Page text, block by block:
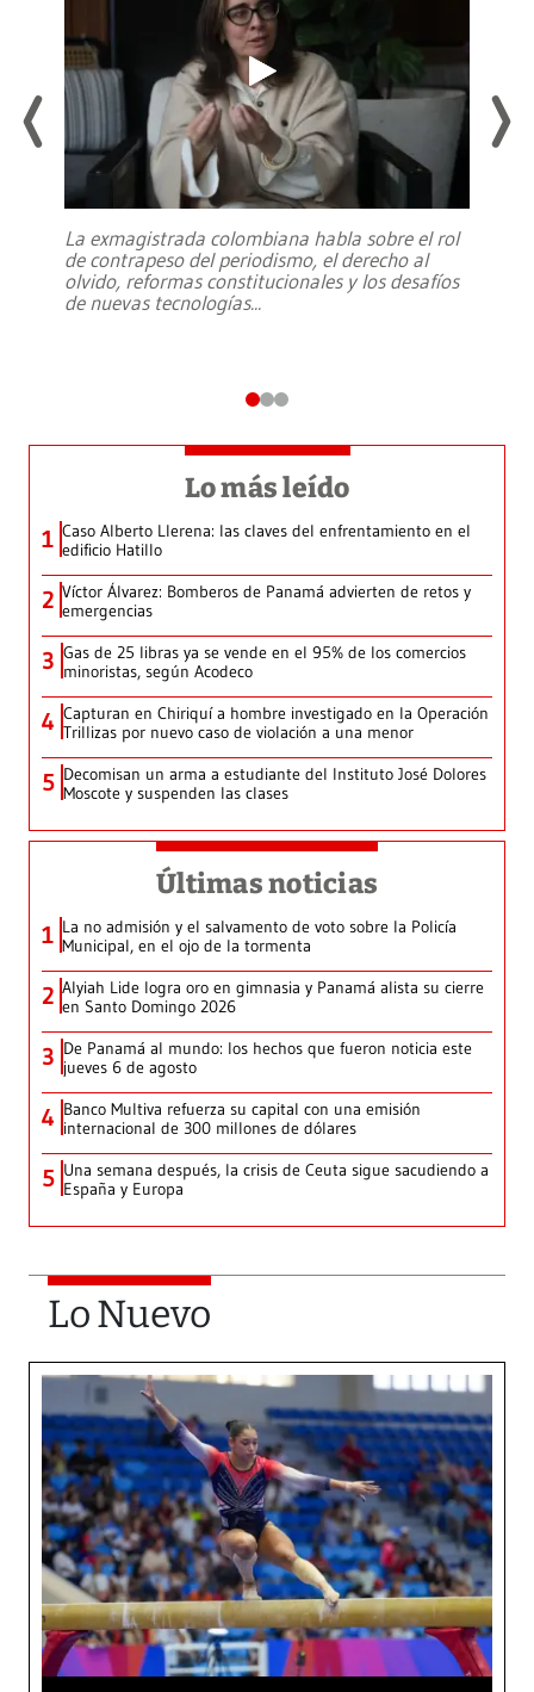
La exmagistrada colombiana habla sobre el rol
de contrapeso del periodismo, el derecho al
olvido, reformas constitucionales y los desafíos
de nuevas tecnologías...
Lo más leído
1 Caso Alberto Llerena: las claves del enfrentamiento en el
edificio Hatillo
2 Víctor Álvarez: Bomberos de Panamá advierten de retos y
emergencias
3 Gas de 25 libras ya se vende en el 95% de los comercios
minoristas, según Acodeco
4 Capturan en Chiriquí a hombre investigado en la Operación
Trillizas por nuevo caso de violación a una menor
5 Decomisan un arma a estudiante del Instituto José Dolores
Moscote y suspenden las clases
Últimas noticias
1 La no admisión y el salvamento de voto sobre la Policía
Municipal, en el ojo de la tormenta
2 Alyiah Lide logra oro en gimnasia y Panamá alista su cierre
en Santo Domingo 2026
3 De Panamá al mundo: los hechos que fueron noticia este
jueves 6 de agosto
4 Banco Multiva refuerza su capital con una emisión
internacional de 300 millones de dólares
5 Una semana después, la crisis de Ceuta sigue sacudiendo a
España y Europa
Lo Nuevo